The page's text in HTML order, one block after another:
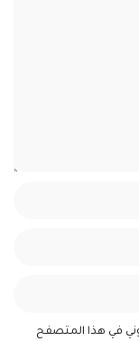
في هذا المتصفح